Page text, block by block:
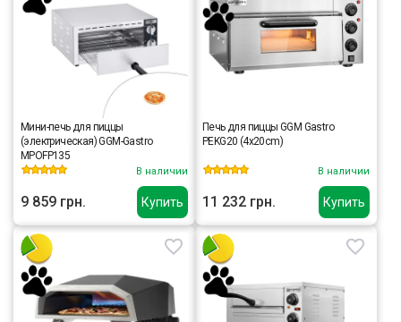
Купить
Мини-печь для пиццы
(электрическая) GGM-Gastro
MPOFP135
В наличии
9 859 грн. Купить
Печь для пиццы GGM Gastro
PEKG20 (4x20cm)
В наличии
11 232 грн.